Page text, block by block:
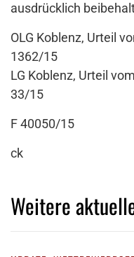
ausdrücklich
OLG Koblenz, Urteil
1362/15
LG Koblenz, Urteil
33/15
F 40050/15
ck
Weitere